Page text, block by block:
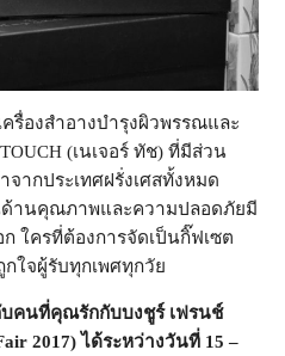
องสำอางบำรุงผิวพรรณและ
(เนเจอร์ ทัช) ที่มีส่วน
ากประเทศฝรั่งเศสทั้งหมด
ด้านคุณภาพและความปลอดภัยมี
ใครที่ต้องการจัดเป็นกิ๊ฟเซต
ใจผู้รับทุกเพศทุกวัย
คนที่คุณรักกับบงชูร์ เฟรนช์
2017) ได้ระหว่างวันที่ 15 –